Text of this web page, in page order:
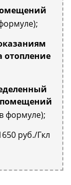
);
отопление
формуле);
руб./Гкл